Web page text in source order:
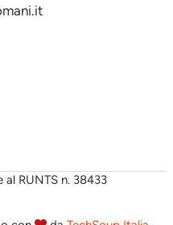
RUNTS n. 38433